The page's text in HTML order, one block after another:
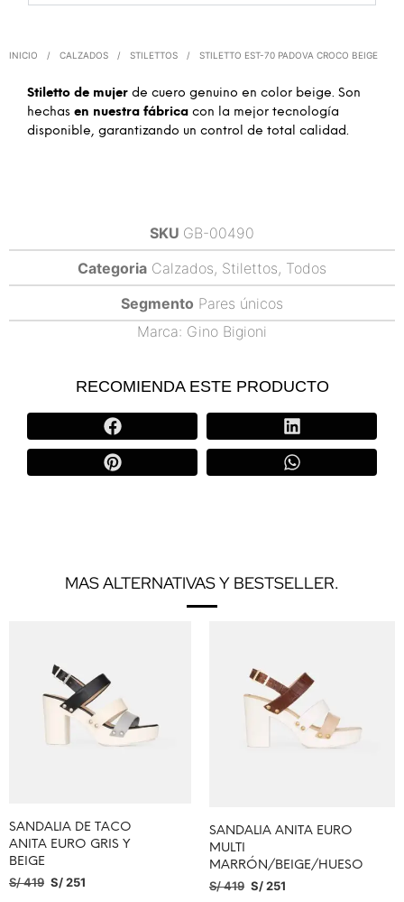
INICIO / CALZADOS / STILETTOS / STILETTO EST-70 PADOVA CROCO BEIGE
Stiletto de mujer de cuero genuino en color beige. Son
hechas en nuestra fábrica con la mejor tecnología
disponible, garantizando un control de total calidad.
SKU GB-00490
Categoria Calzados, Stilettos, Todos
Segmento Pares únicos
Marca: Gino Bigioni
RECOMIENDA ESTE PRODUCTO
MAS ALTERNATIVAS Y BESTSELLER.
SANDALIA DE TACO
ANITA EURO GRIS Y
BEIGE
S/419 S/251
SANDALIA ANITA EURO
MULTI
MARRÓN/BEIGE/HUESO
S/419 S/251